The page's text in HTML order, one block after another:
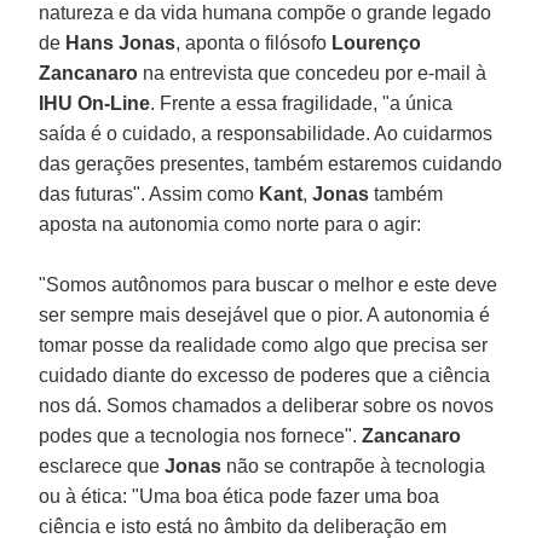
natureza e da vida humana compõe o grande legado
de Hans Jonas, aponta o filósofo Lourenço
Zancanaro na entrevista que concedeu por e-mail à
IHU On-Line. Frente a essa fragilidade, "a única
saída é o cuidado, a responsabilidade. Ao cuidarmos
das gerações presentes, também estaremos cuidando
das futuras". Assim como Kant,Jonastambém
aposta na autonomia como norte para o agir:
"Somos autônomos para buscar o melhor e este deve
ser sempre mais desejável que o pior. A autonomia é
tomar posse da realidade como algo que precisa ser
cuidado diante do excesso de poderes que a ciência
nos dá. Somos chamados a deliberar sobre os novos
podes que a tecnologia nos fornece".Zancanaro
esclarece queJonas não se contrapõe à tecnologia
ou à ética: "Uma boa ética pode fazer uma boa
ciência e isto está no âmbito da deliberação em